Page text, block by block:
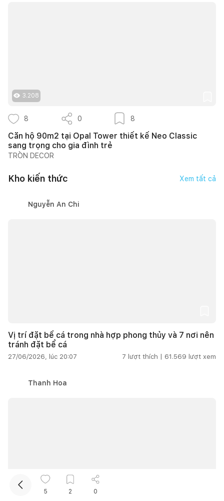
3.208
8 0 8
Căn hộ 90m2 tại Opal Tower thiết kế Neo Classic
sang trọng cho gia đình trẻ
TRÒN DECOR
Kho kiến thức Xem tất cả
Nguyễn An Chi
Vị trí đặt bể cá trong nhà hợp phong thủy và 7 nơi nên
tránh đặt bể cá
27/06/2026, lúc 20:07 7 lượt thích | 61.569 lượt xem
Thanh Hoa
5 2 0